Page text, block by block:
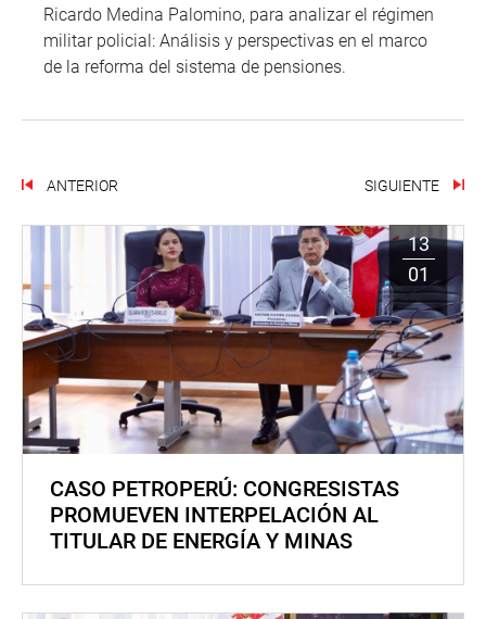
Ricardo Medina Palomino, para analizar el régimen
militar policial: Análisis y perspectivas en el marco
de la reforma del sistema de pensiones.
ANTERIOR SIGUIENTE
13
01
CASO PETROPERÚ: CONGRESISTAS
PROMUEVEN INTERPELACIÓN AL
TITULAR DE ENERGÍA Y MINAS